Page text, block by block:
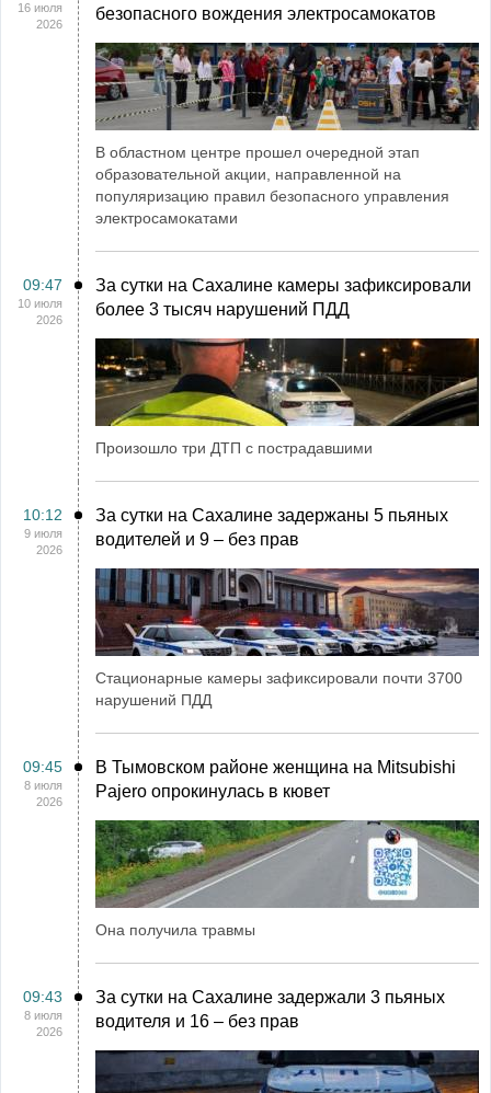
16 июля
2026
безопасного вождения электросамокатов
В областном центре прошел очередной этап
образовательной акции, направленной на
популяризацию правил безопасного управления
электросамокатами
09:47
10 июля
2026
За сутки на Сахалине камеры зафиксировали
более 3 тысяч нарушений ПДД
Произошло три ДТП с пострадавшими
10:12
9 июля
2026
За сутки на Сахалине задержаны 5 пьяных
водителей и 9 – без прав
Стационарные камеры зафиксировали почти 3700
нарушений ПДД
09:45
8 июля
2026
В Тымовском районе женщина на Mitsubishi
Pajero опрокинулась в кювет
Она получила травмы
09:43
8 июля
2026
За сутки на Сахалине задержали 3 пьяных
водителя и 16 – без прав